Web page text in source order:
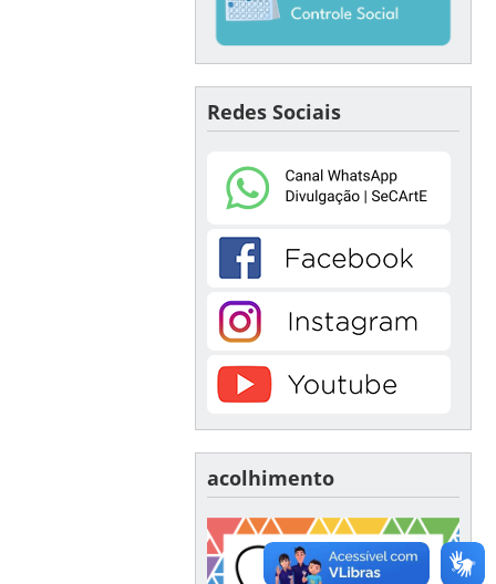
Redes Sociais
acolhimento